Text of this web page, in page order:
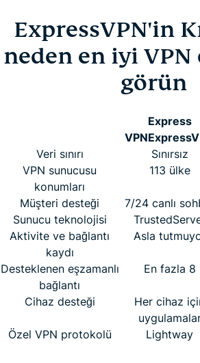
ExpressVPN'in
neden en iyi
görün
Express
VPN
Veri sınırı
Sınırsız
VPN sunucusu
konumları
113 ülke
Müşteri desteği 7/24 canlı
Sunucu teknolojisi
Aktivite ve bağlantı
kaydı
Asla
Desteklenen eşzamanlı
bağlantı
En fazla 8
Cihaz desteği
Her cihaz
Özel VPN protokolü
Lightway